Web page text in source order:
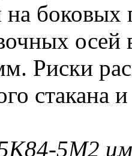
на боковых
осей
Риски
стакана
5М2